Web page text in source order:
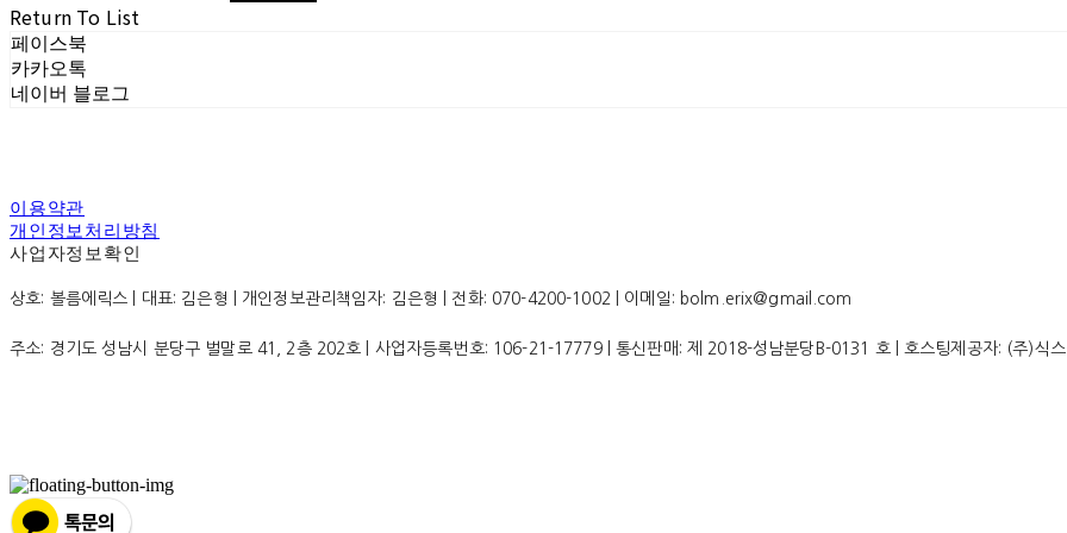
Return To List
페이스북
카카오톡
네이버 블로그
이용약관
개인정보처리방침
사업자정보확인
상호: 볼름에릭스 | 대표: 김은형 | 개인정보관리책임자: 김은형 | 전화: 070-4200-1002 | 이메일: bolm.erix@gmail.com
주소: 경기도 성남시 분당구 벌말로 41, 2층 202호 | 사업자등록번호: 106-21-17779| 통신판매: 제 2018-성남분당B-0131 호| 호스팅제공자: (주)식